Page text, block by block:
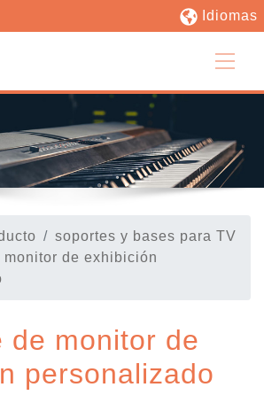
Idiomas
soportes y bases para TV
monitor de exhibición
de monitor de
personalizado